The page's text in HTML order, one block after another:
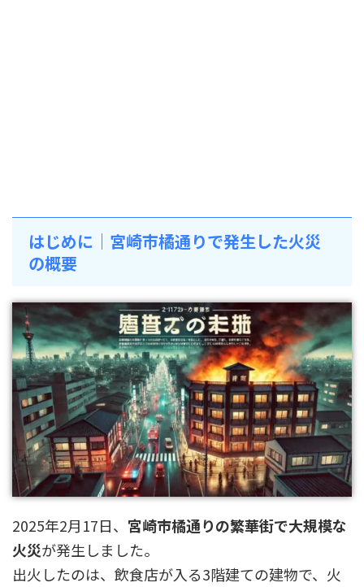
はじめに｜宮崎市橘通りで発生した火災
の概要
2025年2月17日、 宮崎市橘通りの繁華街で大規模な
火災が発生しました。
出火したのは、飲食店が入る3階建ての建物で、火